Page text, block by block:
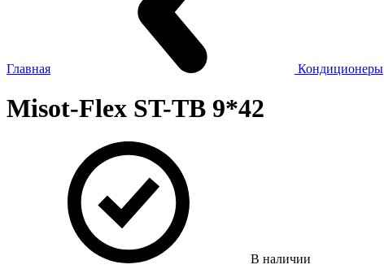
Главная Кондиционеры
Misot-Flex ST-TB 9*42
В наличии